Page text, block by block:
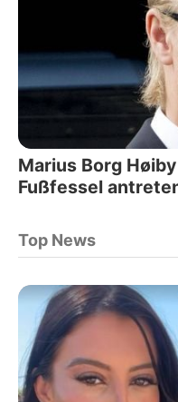
Marius Borg
Fußfessel
Top News